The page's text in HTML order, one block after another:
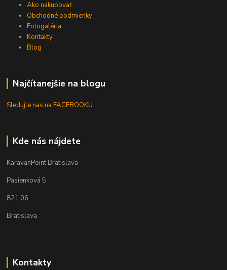
Ako nakupovať
Obchodné podmienky
Fotogaléria
Kontakty
Blog
Najčítanejšie na blogu
Sledujte nas na FACEBOOKU
Kde nás nájdete
KaravanPoint Bratislava
Pasienková 5
821 06
Bratislava
Kontakty